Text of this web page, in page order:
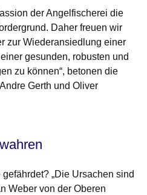
der Angelfischerei die
Daher freuen wir
zur Wiederansiedlung einer
gesunden, robusten und
zu können“, betonen die
Gerth und Oliver
„Die Ursachen sind
Weber von der Oberen